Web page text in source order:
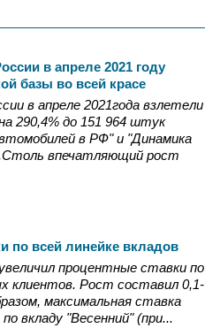
в апреле 2021 году
базы во всей красе
в апреле 2021года взлетели
290,4% до 151 964 штук
в РФ" и "Динамика
впечатляющий рост
по всей линейке вкладов
процентные ставки по
клиентов. Рост составил 0,1-
максимальная ставка
вкладу "Весенний" (при...